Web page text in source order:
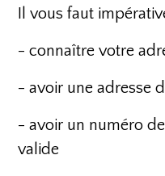
Il vous faut
- connaître votre
- avoir une adresse
- avoir un numéro
valide